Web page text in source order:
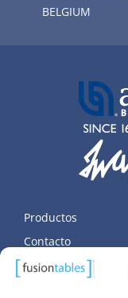
BELGIUM
Productos
Contacto
Datos personales